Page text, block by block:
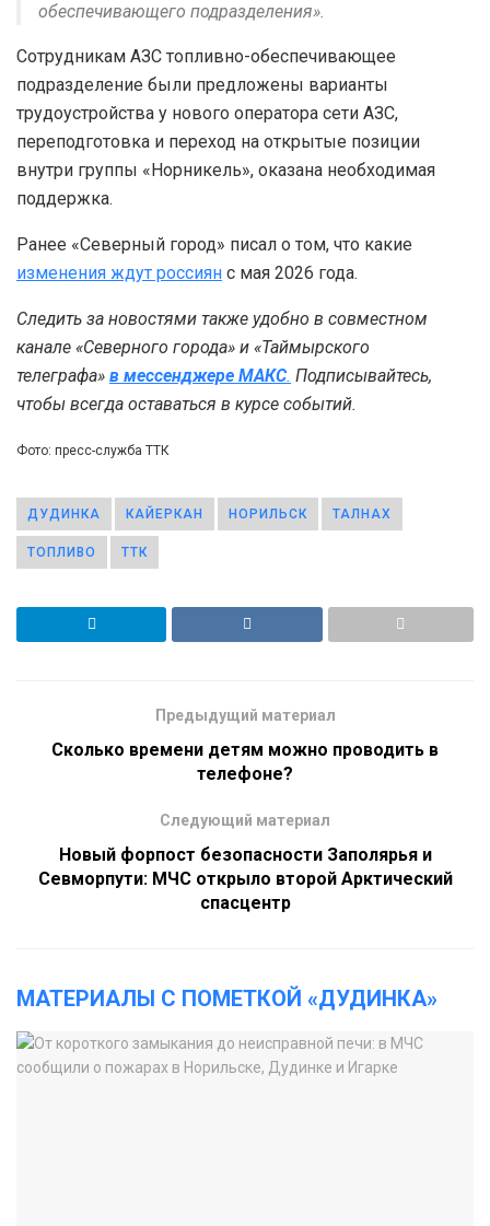
обеспечивающего подразделения».
Сотрудникам АЗС топливно-обеспечивающее
подразделение были предложены варианты
трудоустройства у нового оператора сети АЗС,
переподготовка и переход на открытые позиции
внутри группы «Норникель», оказана необходимая
поддержка.
Ранее «Северный город» писал о том, что какие
изменения ждут россиян с мая 2026 года.
Следить за новостями также удобно в совместном
канале «Северного города» и «Таймырского
телеграфа» в мессенджере MAКС. Подписывайтесь,
чтобы всегда оставаться в курсе событий.
Фото: пресс-служба ТТК
ДУДИНКА КАЙЕРКАН НОРИЛЬСК ТАЛНАХ
ТОПЛИВО ТТК
Предыдущий материал
Сколько времени детям можно проводить в
телефоне?
Следующий материал
Новый форпост безопасности Заполярья и
Севморпути: МЧС открыло второй Арктический
спасцентр
МАТЕРИАЛЫ С ПОМЕТКОЙ «ДУДИНКА»